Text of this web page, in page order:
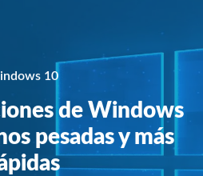
10
de Windows
pesadas y más